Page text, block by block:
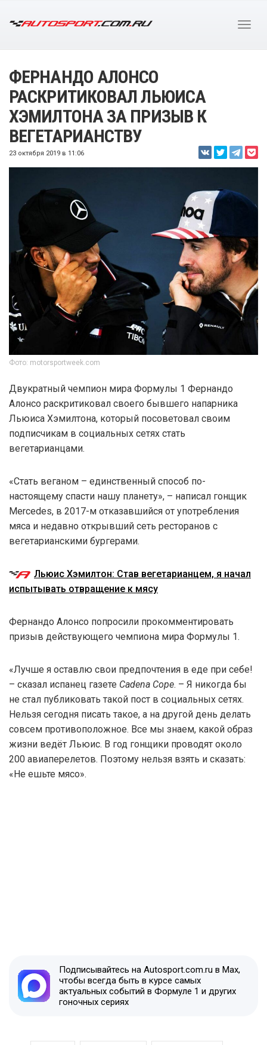
ФЕРНАНДО АЛОНСО
РАСКРИТИКОВАЛ ЛЬЮИСА
ХЭМИЛТОНА ЗА ПРИЗЫВ К
ВЕГЕТАРИАНСТВУ
23 октября 2019 в 11:06
Фото: motorsportweek.com
Двукратный чемпион мира Формулы 1 Фернандо
Алонсо раскритиковал своего бывшего напарника
Льюиса Хэмилтона, который посоветовал своим
подписчикам в социальных сетях стать
вегетарианцами.
«Стать веганом – единственный способ по-
настоящему спасти нашу планету», – написал гонщик
Mercedes, в 2017-м отказавшийся от употребления
мяса и недавно открывший сеть ресторанов с
вегетарианскими бургерами.
Льюис Хэмилтон: Став вегетарианцем, я начал
испытывать отвращение к мясу
Фернандо Алонсо попросили прокомментировать
призыв действующего чемпиона мира Формулы 1.
«Лучше я оставлю свои предпочтения в еде при себе!
– сказал испанец газете Cadena Cope. – Я никогда бы
не стал публиковать такой пост в социальных сетях.
Нельзя сегодня писать такое, а на другой день делать
совсем противоположное. Все мы знаем, какой образ
жизни ведёт Льюис. В год гонщики проводят около
200 авиаперелетов. Поэтому нельзя взять и сказать:
«Не ешьте мясо».
Подписывайтесь на Autosport.com.ru в Max,
чтобы всегда быть в курсе самых
актуальных событий в Формуле 1 и других
гоночных сериях